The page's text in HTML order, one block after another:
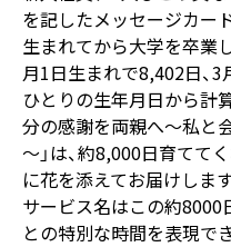
を記したメッセージカー
生まれてから大学を卒業
月1日生まれで8,402日、
ひとりの生年月日から計
分の感謝を両親へ～私と
～」は、約8,000日育てて
に花を添えてお届けします
サービス名はこの約8000
との特別な時間を表現で